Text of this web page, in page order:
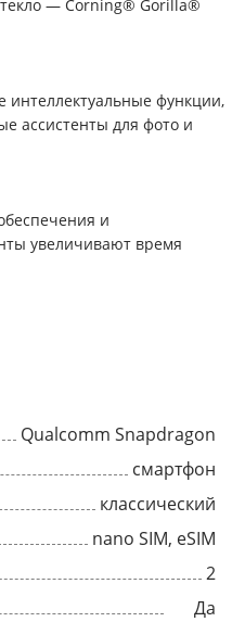
— Corning® Gorilla®
интеллектуальные функции,
ассистенты для фото и
и
увеличивают время
Qualcomm Snapdragon
смартфон
классический
nano SIM, eSIM
2
Да